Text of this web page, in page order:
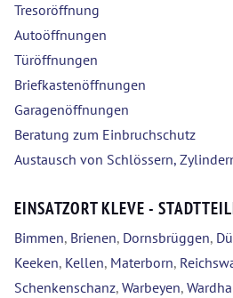
Tresoröffnung
Autoöffnungen
Türöffnungen
Briefkastenöffnungen
Garagenöffnungen
Beratung zum Einbruchschutz
Austausch von Schlössern,
EINSATZORT KLEVE -
Bimmen, Brienen, Dornsbrüggen,
Keeken, Kellen, Materborn,
Schenkenschanz, Warbeyen,